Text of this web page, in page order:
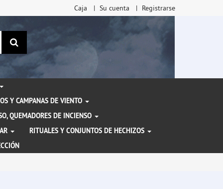
Caja Su cuenta Registrarse
Buscar
Y CAMPANAS DE VIENTO
QUEMADORES DE INCIENSO
RITUALES Y CONJUNTOS DE HECHIZOS